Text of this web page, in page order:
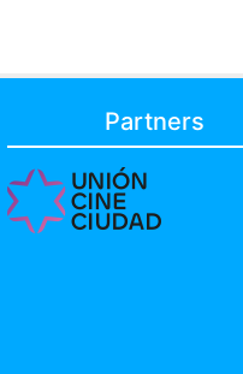
Partners